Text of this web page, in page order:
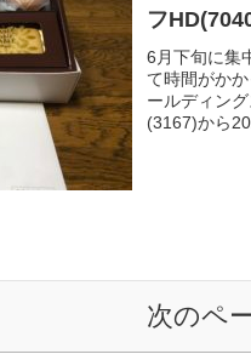
フ
6月下旬に集
て時間がか
ールディン
(3167)から
次のペ